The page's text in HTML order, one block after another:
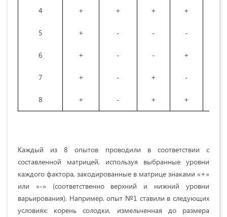
4
5
6
7
8
+
+
+
+
+
+
-
-
-
-
+
-
-
+
+
+
-
+
-
+
Каждый из 8 опытов проводили в соответствии с
составленной матрицей, используя выбранные уровни
каждого фактора, закодированные в матрице знаками «+»
или «-» (соответственно верхний и нижний уровни
варьирования). Например, опыт №1 ставили в следующих
условиях: корень солодки, измельченная до размера